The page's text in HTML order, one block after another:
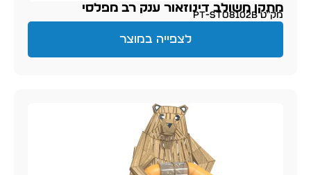
מתקן משולב דינוזאור ענק רב מפלסי
מק״ט PT-sto8102B
לצפייה במוצר